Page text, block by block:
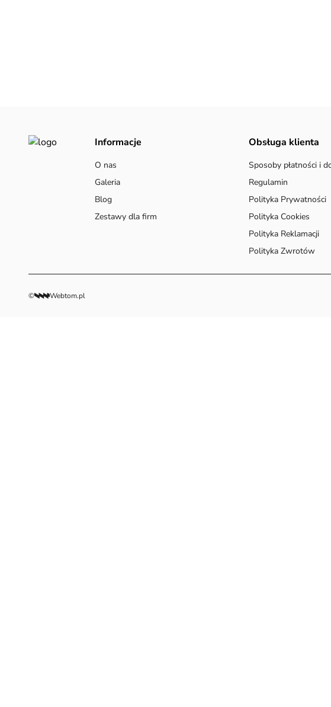
Informacje
O nas
Galeria
Blog
Zestawy dla firm
Obsługa klienta
Sposoby płatności i
Regulamin
Polityka Prywatności
Polityka Cookies
Polityka Reklamacji
Polityka Zwrotów
© Webtom.pl